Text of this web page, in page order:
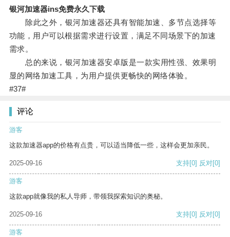
银河加速器ins免费永久下载
除此之外，银河加速器还具有智能加速、多节点选择等
功能，用户可以根据需求进行设置，满足不同场景下的加速
需求。
总的来说，银河加速器安卓版是一款实用性强、效果明
显的网络加速工具，为用户提供更畅快的网络体验。
#37#
评论
游客
这款加速器app的价格有点贵，可以适当降低一些，这样会更加亲民。
2025-09-16 支持[0] 反对[0]
游客
这款app就像我的私人导师，带领我探索知识的奥秘。
2025-09-16 支持[0] 反对[0]
游客